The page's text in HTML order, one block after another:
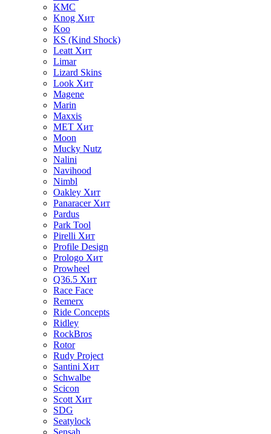
KMC
Knog Хит
Koo
KS (Kind Shock)
Leatt Хит
Limar
Lizard Skins
Look Хит
Magene
Marin
Maxxis
MET Хит
Moon
Mucky Nutz
Nalini
Navihood
Nimbl
Oakley Хит
Panaracer Хит
Pardus
Park Tool
Pirelli Хит
Profile Design
Prologo Хит
Prowheel
Q36.5 Хит
Race Face
Remerx
Ride Concepts
Ridley
RockBros
Rotor
Rudy Project
Santini Хит
Schwalbe
Scicon
Scott Хит
SDG
Seatylock
Sensah